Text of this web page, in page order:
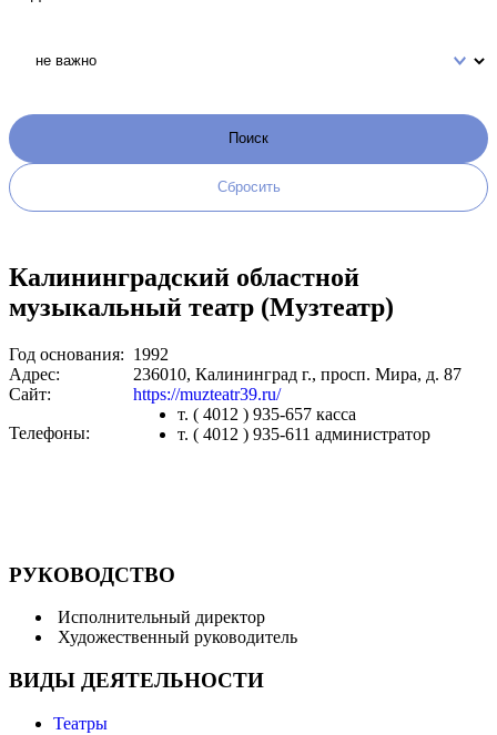
Калининградский областной
музыкальный театр (Музтеатр)
Год основания: 1992
Адрес:
236010, Калининград г., просп. Мира, д. 87
Сайт:
https://muzteatr39.ru/
Телефоны:
т. ( 4012 ) 935-657 касса
т. ( 4012 ) 935-611 администратор
РУКОВОДСТВО
Исполнительный директор
Художественный руководитель
ВИДЫ ДЕЯТЕЛЬНОСТИ
Театры